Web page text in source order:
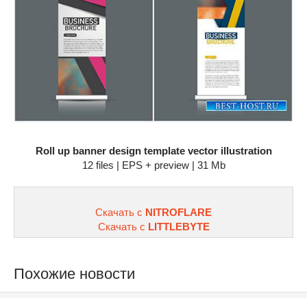
Roll up banner design template vector illustration
12 files | EPS + preview | 31 Mb
Скачать с NITROFLARE
Скачать с LITTLEBYTE
Похожие новости